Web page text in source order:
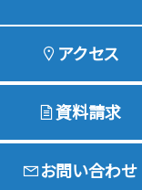
アクセス
資料請求
お問い合わせ